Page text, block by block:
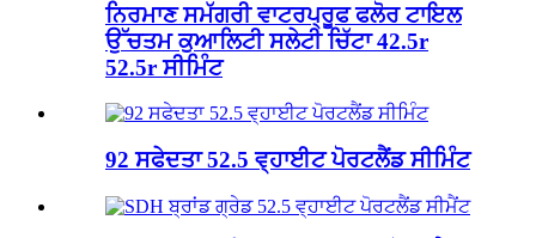
ਨਿਰਮਾਣ ਸਮੱਗਰੀ ਵਾਟਰਪ੍ਰੂਫ ਫਲੋਰ ਟਾਇਲ
ਉੱਚਤਮ ਕੁਆਲਿਟੀ ਸਲੇਟੀ ਚਿੱਟਾ 42.5r
52.5r ਸੀਮਿੰਟ
92 ਸਫੇਦਤਾ 52.5 ਵ੍ਹਾਈਟ ਪੋਰਟਲੈਂਡ ਸੀਮਿੰਟ